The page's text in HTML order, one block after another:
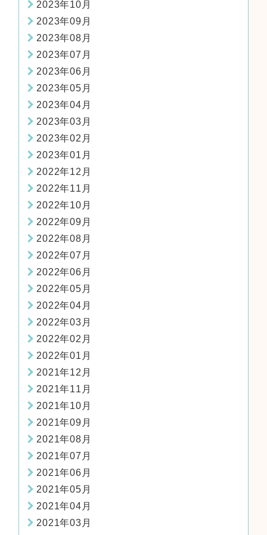
2023年10月
2023年09月
2023年08月
2023年07月
2023年06月
2023年05月
2023年04月
2023年03月
2023年02月
2023年01月
2022年12月
2022年11月
2022年10月
2022年09月
2022年08月
2022年07月
2022年06月
2022年05月
2022年04月
2022年03月
2022年02月
2022年01月
2021年12月
2021年11月
2021年10月
2021年09月
2021年08月
2021年07月
2021年06月
2021年05月
2021年04月
2021年03月